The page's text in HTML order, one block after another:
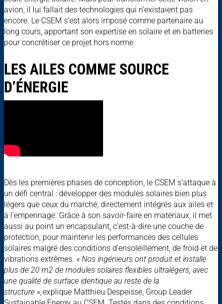
avion, il lui fallait des technologies qui n’existaient pas
encore. Le CSEM s’est alors imposé comme partenaire au
long cours, apportant son expertise en solaire et en batteries
pour concrétiser ce projet hors norme.
LES AILES COMME SOURCE
D’ÉNERGIE
Dès les premières phases de conception, le CSEM s’attaque à
un défi central : développer des modules solaires bien plus
légers que ceux du marché, directement intégrés aux ailes et
à l’empennage. Grâce à son savoir-faire en matériaux, il met
aussi au point un encapsulant, c’est-à-dire une couche de
protection, pour maintenir les performances des cellules
solaires malgré des conditions d’ensoleillement, de froid et de
vibrations extrêmes. « Nos ingénieurs ont produit et installé
plus de 20 m2 de modules solaires flexibles ultralégers, avec
une qualité de surface identique au reste de la
structure », explique Matthieu Despeisse, Group Leader